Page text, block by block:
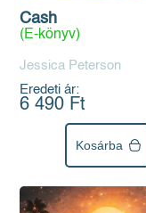
Cash
(E-könyv)
Jessica Peterson
Eredeti ár:
6 490 Ft
Kosárba